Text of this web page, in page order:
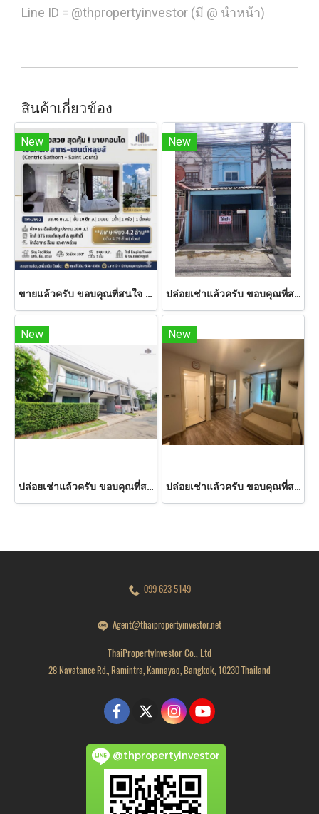
Line ID = @thpropertyinvestor (มี @ นำหน้า)
สินค้าเกี่ยวข้อง
New
ขายแล้วครับ ขอบคุณที่สนใจ ชั้น 10 วิวสวย สุดคุ้ม ! ขายคอนโดเซ็นทริค สาทร-เซนต์หลุยส์ (Centric Sathorn - Saint Louis ） จาก SC Asset 33.46 ตร.ม !ห่างโรงเรียนอัสสัมชัญ (แผนกประถม)200 เมตร !ใกล้ BTS เซนต์หลุยส์ และ BTS สุรศักดิ์ ! ด่วนมาก
New
ปล่อยเช่าแล้วครับ ขอบคุณที่สนใจ ให้เช่าทาวน์เฮ้าส์ 2 ชั้น หมู่บ้านดวงแก้ว ติวานนท์-ปากเกร็ด ขนาด 13 ตร.ว. ทาสีใหม่ทั้งหลัง
New
ปล่อยเช่าแล้วครับ ขอบคุณที่สนใจ ให้เช่าบ้านเดี่ยวหรู พีเว่ ราชพฤกษ์ - สิรินธร (PYVE Ratchaphruek-Sirindhorn) 53.9 ตร.ว. หลังมุม บิ้วท์อินสวย ใกล้ Central Westville
New
ปล่อยเช่าแล้วครับ ขอบคุณที่สนใจ ห้องใหญ่ คุ้มค่า !! ปล่อยเช่าคอนโด แอทโมซ แจ้งวัฒนะ (Atmoz Chaengwattana) 34.88 ตร.ม 2 นอน ชั้น 2 ใกล้โลตัส,แม็คโคร,เซ็นทรัลแจ้งวัฒนะ ใกล้ MRT ศรีรัช ! ใกล้ทางด่วนศรีรัช !!!
099 623 5149
Agent@thaipropertyinvestor.net
ThaiPropertyInvestor Co., Ltd
28 Navatanee Rd., Ramintra, Kannayao, Bangkok, 10230 Thailand
@thpropertyinvestor